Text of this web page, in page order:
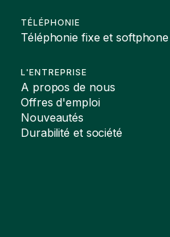
TÉLÉPHONIE
Téléphonie fixe et softphone
L'ENTREPRISE
A propos de nous
Offres d'emploi
Nouveautés
Durabilité et société